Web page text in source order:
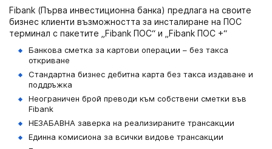
Fibank (Първа инвестиционна банка) предлага на своите
бизнес клиенти възможността за инсталиране на ПОС
терминал с пакетите „Fibank ПОС“ и „Fibank ПОС +“
Банкова сметка за картови операции – без такса
откриване
Стандартна бизнес дебитна карта без такса издаване и
поддръжка
Неограничен брой преводи към собствени сметки във
Fibank
НЕЗАБАВНА заверка на реализираните трансакции
Единна комисиона за всички видове трансакции